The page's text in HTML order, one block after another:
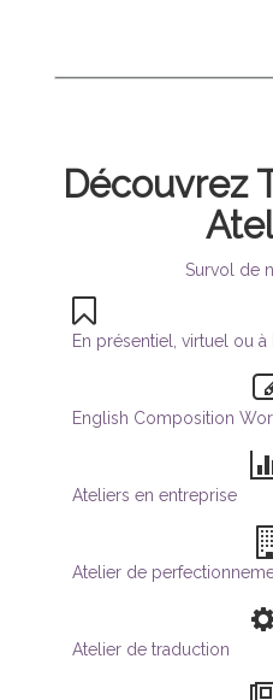
Découvrez
Survol de
En présentiel, virtuel ou
English Composition
Ateliers en entreprise
Atelier de
Atelier de traduction